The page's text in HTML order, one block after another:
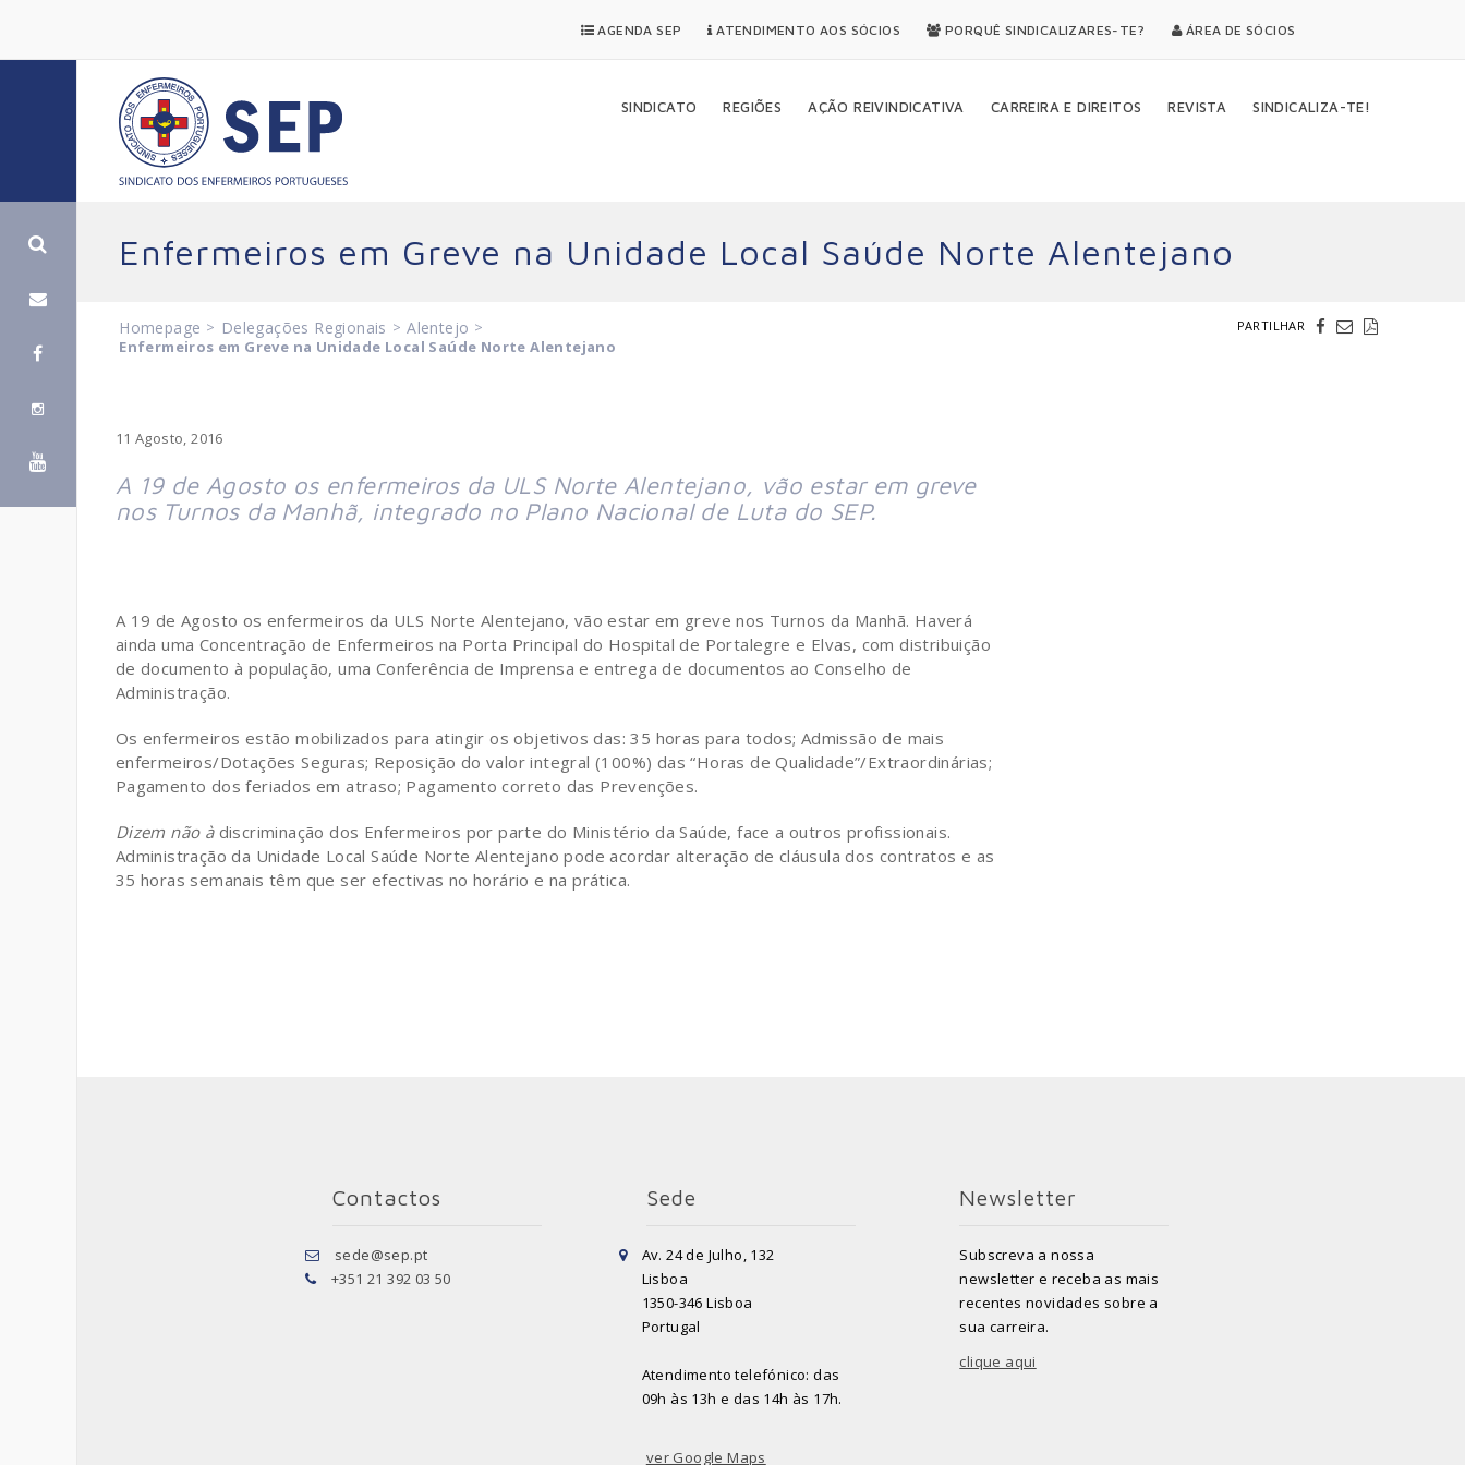
AGENDA SEP ATENDIMENTO AOS SÓCIOS PORQUÊ SINDICALIZARES-TE? ÁREA DE SÓCIOS
SINDICATO REGIÕES AÇÃO REIVINDICATIVA CARREIRA E DIREITOS REVISTA SINDICALIZA-TE!
Enfermeiros em Greve na Unidade Local Saúde Norte Alentejano
Homepage > Delegações Regionais > Alentejo >
Enfermeiros em Greve na Unidade Local Saúde Norte Alentejano
PARTILHAR
11 Agosto, 2016
A 19 de Agosto os enfermeiros da ULS Norte Alentejano, vão estar em greve
nos Turnos da Manhã, integrado no Plano Nacional de Luta do SEP.
A 19 de Agosto os enfermeiros da ULS Norte Alentejano, vão estar em greve nos Turnos da Manhã. Haverá
ainda uma Concentração de Enfermeiros na Porta Principal do Hospital de Portalegre e Elvas, com distribuição
de documento à população, uma Conferência de Imprensa e entrega de documentos ao Conselho de
Administração.
Os enfermeiros estão mobilizados para atingir os objetivos das: 35 horas para todos; Admissão de mais
enfermeiros/Dotações Seguras; Reposição do valor integral (100%) das “Horas de Qualidade”/Extraordinárias;
Pagamento dos feriados em atraso; Pagamento correto das Prevenções.
Dizem não à discriminação dos Enfermeiros por parte do Ministério da Saúde, face a outros profissionais.
Administração da Unidade Local Saúde Norte Alentejano pode acordar alteração de cláusula dos contratos e as
35 horas semanais têm que ser efectivas no horário e na prática.
Contactos
sede@sep.pt
+351 21 392 03 50
Sede
Av. 24 de Julho, 132
Lisboa
1350-346 Lisboa
Portugal
Atendimento telefónico: das
09h às 13h e das 14h às 17h.
ver Google Maps
Newsletter
Subscreva a nossa
newsletter e receba as mais
recentes novidades sobre a
sua carreira.
clique aqui